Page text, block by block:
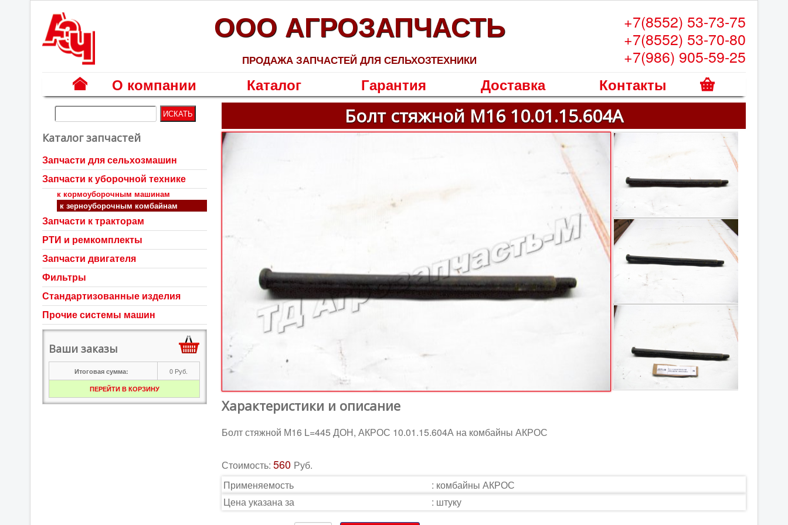
+7(8552) 53-73-75
+7(8552) 53-70-80
+7(986) 905-59-25
ООО АГРОЗАПЧАСТЬ
ПРОДАЖА ЗАПЧАСТЕЙ ДЛЯ СЕЛЬХОЗТЕХНИКИ
Г
л
а
в
н
а
я
О компании Каталог Гарантия Доставка
Контакты
о
н
Каталог запчастей
Запчасти для сельхозмашин
Запчасти к уборочной технике
к кормоуборочным машинам
к зерноуборочным комбайнам
Запчасти к тракторам
РТИ и ремкомплекты
Запчасти двигателя
Фильтры
Стандартизованные изделия
Прочие системы машин
Ваши заказы
Итоговая сумма: 0 Руб.
ПЕРЕЙТИ В КОРЗИНУ
Болт стяжной М16 10.01.15.604А
Характеристики и описание
Болт стяжной М16 L=445 ДОН, АКРОС 10.01.15.604А на комбайны АКРОС
Стоимость:560 Руб.
Применяемость
: комбайны АКРОС
Цена указана за
: штуку